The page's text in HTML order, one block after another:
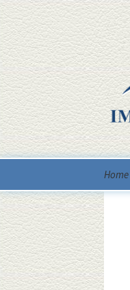
content
Home